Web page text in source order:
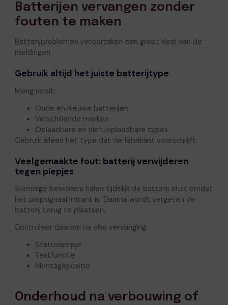
Batterijen vervangen zonder
fouten te maken
Batterijproblemen veroorzaken een groot deel van de
meldingen.
Gebruik altijd het juiste batterijtype
Meng nooit:
Oude en nieuwe batterijen
Verschillende merken
Oplaadbare en niet-oplaadbare types
Gebruik alleen het type dat de fabrikant voorschrijft.
Veelgemaakte fout: batterij verwijderen
tegen piepjes
Sommige bewoners halen tijdelijk de batterij eruit omdat
het piepsignaal irritant is. Daarna wordt vergeten de
batterij terug te plaatsen.
Controleer daarom na elke vervanging:
Statuslampje
Testfunctie
Montagepositie
Onderhoud na verbouwing of